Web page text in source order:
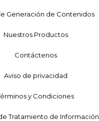
Generación de Contenidos
Nuestros Productos
Contáctenos
Aviso de privacidad
y Condiciones
Tratamiento de Información